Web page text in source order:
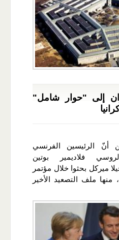
إلى "حوار شامل"
أنّ الرئيسين الفرنسي
فلاديمير بوتين
ميركل بحثوا خلال مؤتمر
منها ملف التصعيد الأخير